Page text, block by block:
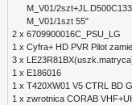
M_V01/
M_V01/1szt 55"
2 x 6709900016C_PSU_LG
1 x Cyfra+ HD PVR Pilot
3 x
1 x E186016
1 x T420XW01 V5 CTRL BD
1 x zwrotnica CORAB